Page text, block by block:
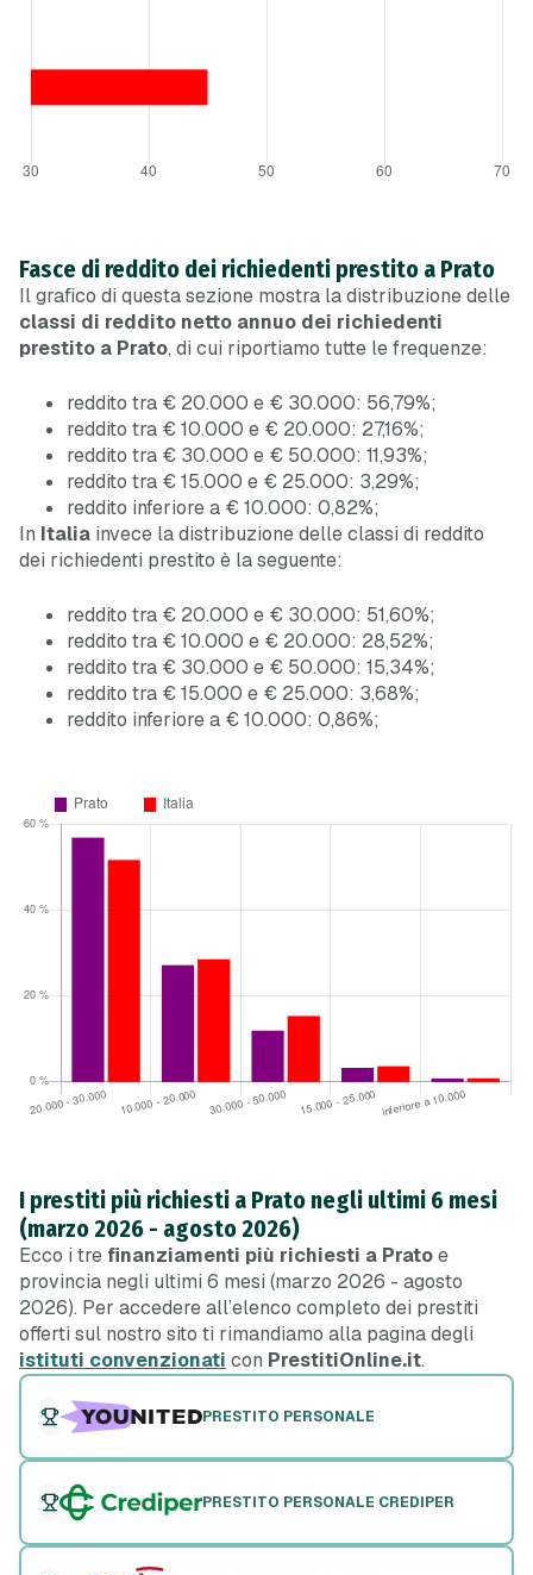
Fasce di reddito dei richiedenti prestito a Prato
Il grafico di questa sezione mostra la distribuzione delle
classi di reddito netto annuo dei richiedenti
prestito a Prato, di cui riportiamo tutte le frequenze:
reddito tra € 20.000 e € 30.000: 56,79%;
reddito tra € 10.000 e € 20.000: 27,16%;
reddito tra € 30.000 e € 50.000: 11,93%;
reddito tra € 15.000 e € 25.000: 3,29%;
reddito inferiore a € 10.000: 0,82%;
In Italia invece la distribuzione delle classi di reddito
dei richiedenti prestito è la seguente:
reddito tra € 20.000 e € 30.000: 51,60%;
reddito tra € 10.000 e € 20.000: 28,52%;
reddito tra € 30.000 e € 50.000: 15,34%;
reddito tra € 15.000 e € 25.000: 3,68%;
reddito inferiore a € 10.000: 0,86%;
I prestiti più richiesti a Prato negli ultimi 6 mesi
(marzo 2026 - agosto 2026)
Ecco i tre finanziamenti più richiesti a Pratoe
provincia negli ultimi 6 mesi (marzo 2026 - agosto
2026). Per accedere all’elenco completo dei prestiti
offerti sul nostro sito ti rimandiamo alla pagina degli
istituti convenzionati con PrestitiOnline.it.
PRESTITO PERSONALE
PRESTITO PERSONALE CREDIPER